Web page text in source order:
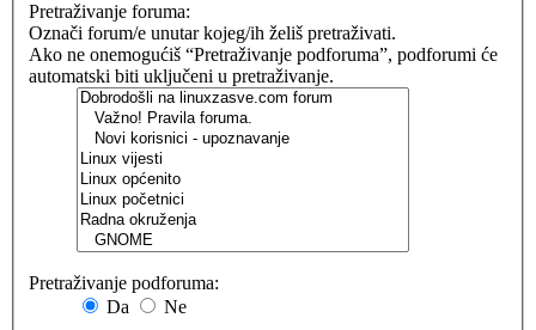
Pretraživanje foruma:
Označi forum/e unutar kojeg/ih želiš pretraživati.
Ako ne onemogućiš “Pretraživanje podforuma”, podforumi će
automatski biti uključeni u pretraživanje.
Pretraživanje podforuma:
Da
Ne